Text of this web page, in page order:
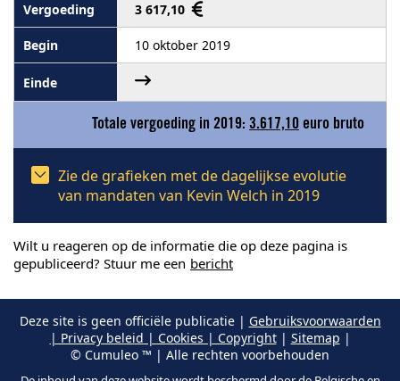
3 617,10
10 oktober 2019
Totale vergoeding in 2019: 3.617,10 euro bruto
Zie de grafieken met de dagelijkse evolutie
van mandaten van Kevin Welch in 2019
Wilt u reageren op de informatie die op deze pagina is
gepubliceerd? Stuur me een bericht
Deze site is geen officiële publicatie | Gebruiksvoorwaarden
| Privacy beleid | Cookies | Copyright| Sitemap |
© Cumuleo ™ | Alle rechten voorbehouden